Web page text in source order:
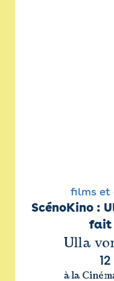
films et
ScénoKino :
fait
Ulla
12
à la